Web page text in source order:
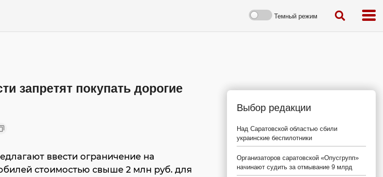
Темный режим
запретят покупать дорогие
ввести ограничение на
стоимостью свыше 2 млн руб. для
Выбор редакции
Над Саратовской областью сбили
украинские беспилотники
Организаторов саратовской «Опусгрупп»
начинают судить за отмывание 9 млрд